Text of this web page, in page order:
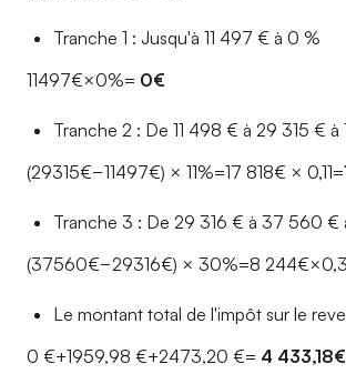
Tranche 1 : Jusqu'à 11 497 € à 0 %
11497€×0%= 0€
Tranche 2 : De 11 498 € à 29 315 € à
(29315€−11497€) × 11%=17 818€ × 0,11=
Tranche 3 : De 29 316 € à 37 560 €
(37560€−29316€) × 30%=8
Le montant total de l'impôt sur le
0 €+1959,98 €+2473,20 €= 4 433,18€